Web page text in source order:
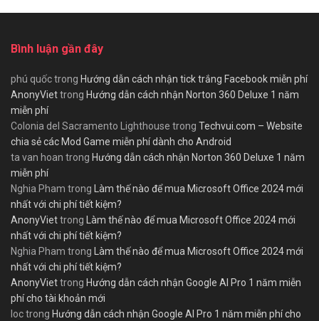
Bình luận gần đây
phú quốctrong Hướng dẫn cách nhận tick trắng Facebook miễn phí
AnonyViettrong Hướng dẫn cách nhận Norton 360 Deluxe 1 năm
miễn phí
Colonia del Sacramento Lighthouse trong Techvui.com – Website
chia sẻ các Mod Game miễn phí dành cho Android
ta van hoan trong Hướng dẫn cách nhận Norton 360 Deluxe 1 năm
miễn phí
Nghia Pham trong Làm thế nào để mua Microsoft Office 2024 mới
nhất với chi phí tiết kiệm?
AnonyViettrong Làm thế nào để mua Microsoft Office 2024 mới
nhất với chi phí tiết kiệm?
Nghia Pham trong Làm thế nào để mua Microsoft Office 2024 mới
nhất với chi phí tiết kiệm?
AnonyViettrong Hướng dẫn cách nhận Google AI Pro 1 năm miễn
phí cho tài khoản mới
loctrong Hướng dẫn cách nhận Google AI Pro 1 năm miễn phí cho